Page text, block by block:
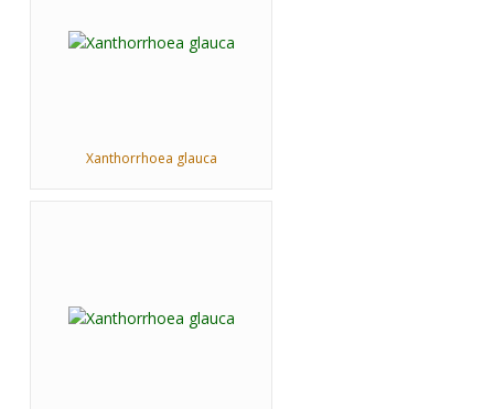
Xanthorrhoea glauca